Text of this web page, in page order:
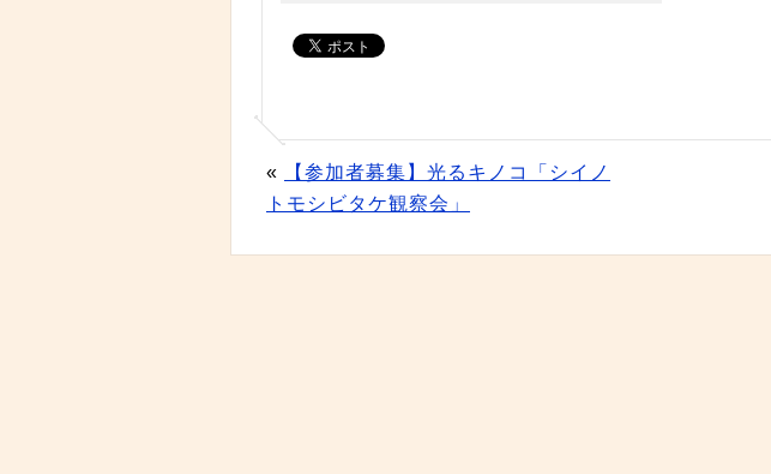
«
【参加者募集】光るキノコ「シイノ
トモシビタケ観察会」